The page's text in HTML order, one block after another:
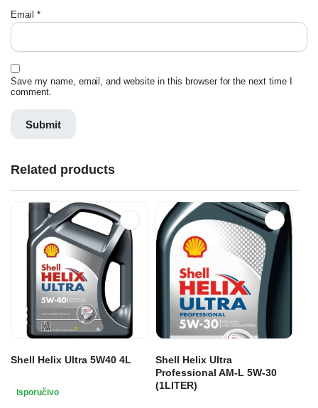
Email *
Save my name, email, and website in this browser for the next time I
comment.
Related products
Shell Helix Ultra 5W40 4L
Isporučivo
Shell Helix Ultra
Professional AM-L 5W-30
(1LITER)